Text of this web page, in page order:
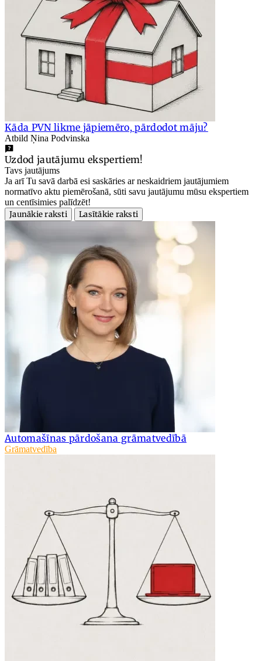
Kāda PVN likme jāpiemēro, pārdodot māju?
Atbild Ņina Podvinska
Uzdod jautājumu ekspertiem!
Tavs jautājums
Ja arī Tu savā darbā esi saskāries ar neskaidriem jautājumiem
normatīvo aktu piemērošanā, sūti savu jautājumu mūsu ekspertiem
un centīsimies palīdzēt!
Jaunākie raksti
Lasītākie raksti
Automašīnas pārdošana grāmatvedībā
Grāmatvedība